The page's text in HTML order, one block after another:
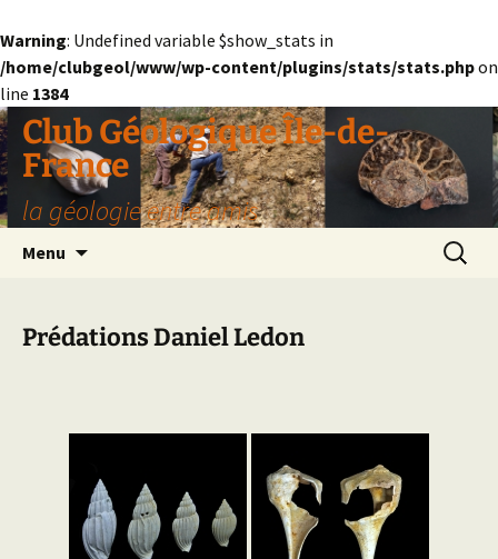
Warning: Undefined variable $show_stats in
/home/clubgeol/www/wp-content/plugins/stats/stats.phpon
line 1384
Aller
au
contenu
Club Géologique Île-de-
France
la géologie entre amis
Menu
Prédations Daniel Ledon